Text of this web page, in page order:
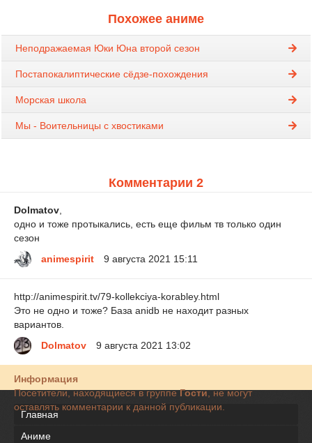
Похожее аниме
Неподражаемая Юки Юна второй сезон
Постапокалиптические сёдзе-похождения
Морская школа
Мы - Воительницы с хвостиками
Комментарии 2
Dolmatov
одно и тоже протыкались, есть еще фильм тв только один
сезон
animespirit
9 августа 2021 15:11
http://animespirit.tv/79-kollekciya-korabley.html
Это не одно и тоже? База anidb не находит разных
вариантов.
Dolmatov
9 августа 2021 13:02
Информация
Посетители, находящиеся в группеГости, не могут
оставлять комментарии к данной публикации.
Главная
Аниме